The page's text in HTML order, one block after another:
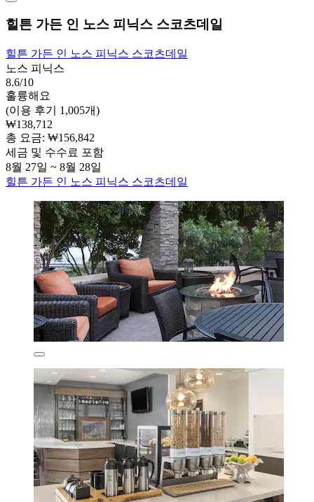
힐튼 가든 인 노스 피닉스 스코츠데일
힐튼 가든 인 노스 피닉스 스코츠데일
노스 피닉스
8.6/10
훌륭해요
(이용 후기 1,005개)
₩138,712
총 요금: ₩156,842
세금 및 수수료 포함
8월 27일 ~ 8월 28일
힐튼 가든 인 노스 피닉스 스코츠데일